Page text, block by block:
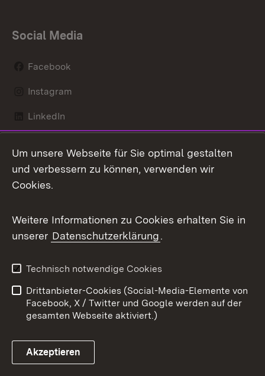
Social Media
Facebook
Instagram
LinkedIn
X / Twitter
Youtube
Link zum Landesportal
Kontakt
Datenschutz
Barrierefreiheit
Impressum
Cookies
Um unsere Webseite für Sie optimal gestalten
und verbessern zu können, verwenden wir
Cookies.
Weitere Informationen zu Cookies erhalten Sie in
unserer Datenschutzerklärung.
Technisch notwendige Cookies
Drittanbieter-Cookies (Social-Media-Elemente von
Facebook, X / Twitter und Google werden auf der
gesamten Webseite aktiviert.)
Akzeptieren